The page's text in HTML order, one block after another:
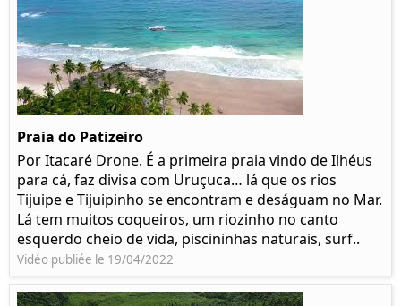
Praia do Patizeiro
Por Itacaré Drone. É a primeira praia vindo de Ilhéus
para cá, faz divisa com Uruçuca… lá que os rios
Tijuipe e Tijuipinho se encontram e deságuam no Mar.
Lá tem muitos coqueiros, um riozinho no canto
esquerdo cheio de vida, piscininhas naturais, surf..
Vidéo publiée le 19/04/2022